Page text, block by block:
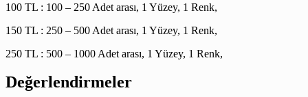
100 TL : 100 – 250 Adet arası, 1 Yüzey, 1 Renk,
150 TL : 250 – 500 Adet arası, 1 Yüzey, 1 Renk,
250 TL : 500 – 1000 Adet arası, 1 Yüzey, 1 Renk,
Değerlendirmeler